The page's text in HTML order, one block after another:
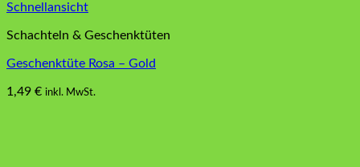
Schnellansicht
Schachteln & Geschenktüten
Geschenktüte Rosa – Gold
1,49 € inkl. MwSt.